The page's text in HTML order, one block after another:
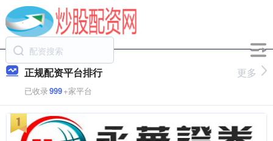
正规配资平台排行
已收录999+家平台
更多